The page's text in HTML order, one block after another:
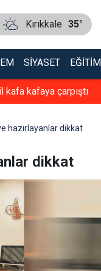
Kırıkkale 35°
SIYASET EĞITIM
Ayan! Toptan ve
hazırlayanlar dikkat
dikkat